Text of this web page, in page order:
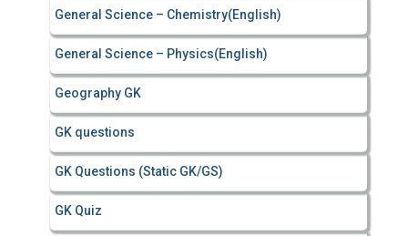
General Science – Chemistry(English)
General Science – Physics(English)
Geography GK
GK questions
GK Questions (Static GK/GS)
GK Quiz